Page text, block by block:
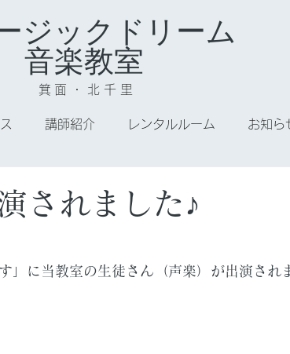
ジックドリーム
音楽教室
箕面・北千里
講師紹介 レンタルルーム お知ら
されました♪
」に当教室の生徒さん（声楽）が出演され